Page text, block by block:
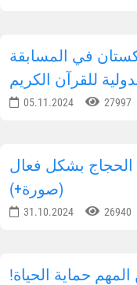
في المسابقة
للقرآن الكريم
05.11.2024 27997
الحجاج بشكل فعال
(صورة+)
31.10.2024 26940
!الشيخ نورالدين خالق نظر: من المهم حماية الحياة